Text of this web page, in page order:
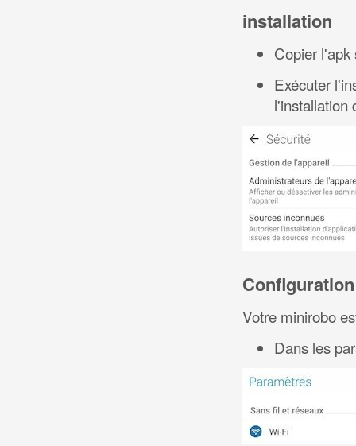
installation
Copier l'apk
Exécuter
l'installation
Votre minirobo
Dans les